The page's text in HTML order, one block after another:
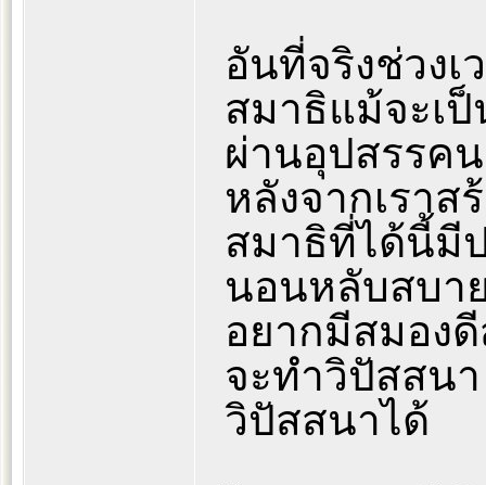
อันที่จริงช่วงเ
สมาธิแม้จะเ
ผ่านอุปสรรค
หลังจากเรา
สมาธิที่ได้นี้มี
นอนหลับสบา
อยากมีสมอง
จะทำวิปัสสน
วิปัสสนาได้